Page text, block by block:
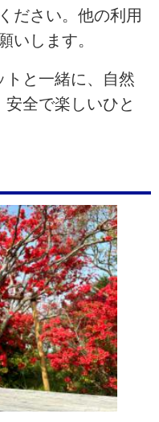
ださい。他の利用
いします。
トと一緒に、自然
全で楽しいひと